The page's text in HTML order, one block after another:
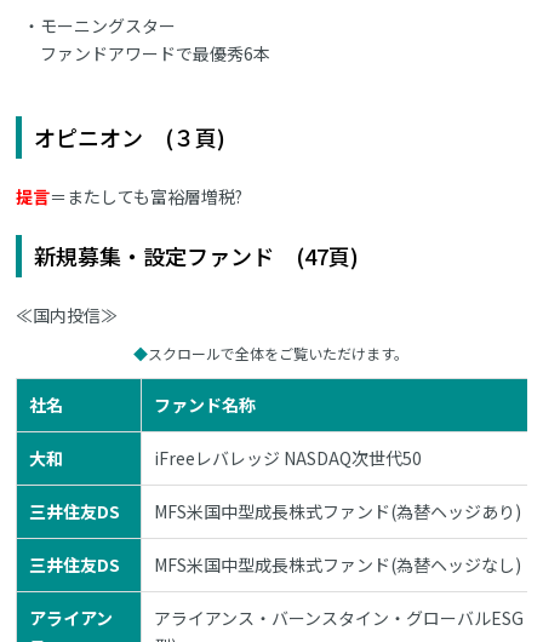
モーニングスター
ファンドアワードで最優秀6本
オピニオン (３頁)
提言＝またしても富裕層増税?
新規募集・設定ファンド (47頁)
≪国内投信≫
スクロールで全体をご覧いただけます。
社名 ファンド名称
大和 iFreeレバレッジ NASDAQ次世代50
三井住友DS MFS米国中型成長株式ファンド(為替ヘッジあり)
三井住友DS MFS米国中型成長株式ファンド(為替ヘッジなし)
アライアン
アライアンス・バーンスタイン・グローバルESG